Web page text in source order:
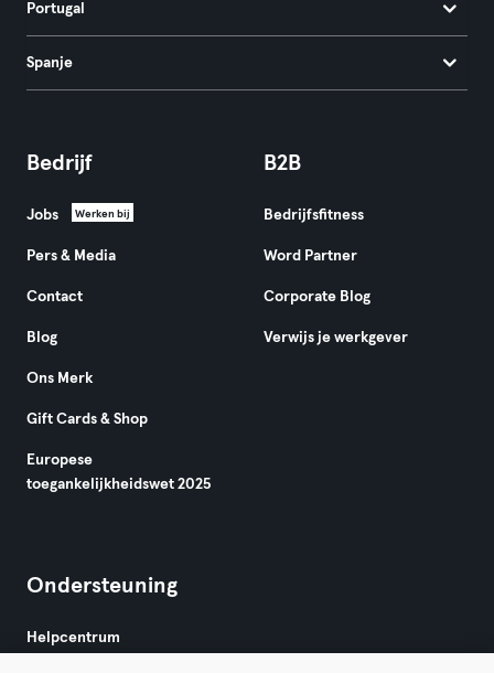
Portugal
Spanje
Bedrijf
Jobs Werken bij
Pers & Media
Contact
Blog
Ons Merk
Gift Cards & Shop
Europese
toegankelijkheidswet 2025
B2B
Bedrijfsfitness
Word Partner
Corporate Blog
Verwijs je werkgever
Ondersteuning
Helpcentrum